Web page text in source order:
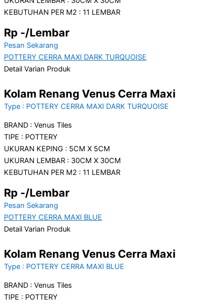
KEBUTUHAN PER M2 : 11 LEMBAR
Rp -/Lembar
Pesan Sekarang
POTTERY CERRA MAXI DARK TURQUOISE
Detail Varian Produk
Kolam Renang Venus Cerra Maxi
Type : POTTERY CERRA MAXI DARK TURQUOISE
BRAND : Venus Tiles
TIPE : POTTERY
UKURAN KEPING : 5CM X 5CM
UKURAN LEMBAR : 30CM X 30CM
KEBUTUHAN PER M2 : 11 LEMBAR
Rp -/Lembar
Pesan Sekarang
POTTERY CERRA MAXI BLUE
Detail Varian Produk
Kolam Renang Venus Cerra Maxi
Type : POTTERY CERRA MAXI BLUE
BRAND : Venus Tiles
TIPE : POTTERY